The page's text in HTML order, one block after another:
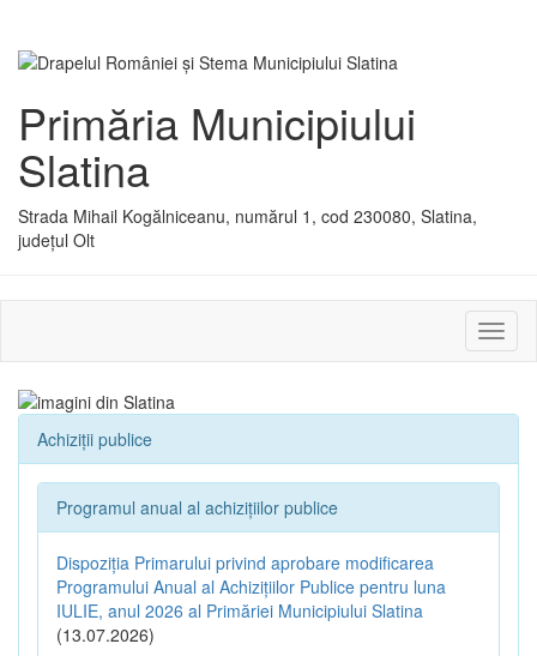
Primăria Municipiului
Slatina
Strada Mihail Kogălniceanu, numărul 1, cod 230080, Slatina,
județul Olt
sau
Achiziții publice
Programul anual al achizițiilor publice
Dispoziția Primarului privind aprobare modificarea
Programului Anual al Achizițiilor Publice pentru luna
IULIE, anul 2026 al Primăriei Municipiului Slatina
(13.07.2026)